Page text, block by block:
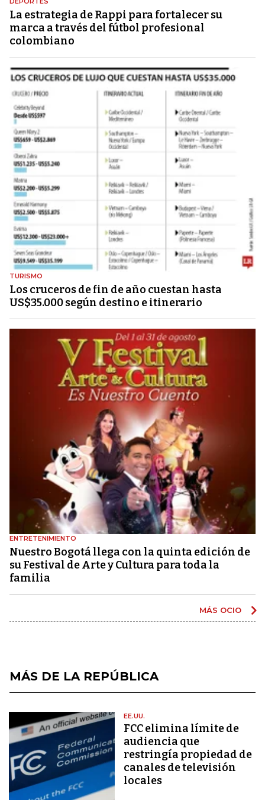
La estrategia de Rappi para fortalecer su
marca a través del fútbol profesional
colombiano
TURISMO
Los cruceros de fin de año cuestan hasta
US$35.000 según destino e itinerario
ENTRETENIMIENTO
Nuestro Bogotá llega con la quinta edición de
su Festival de Arte y Cultura para toda la
familia
MÁS OCIO
MÁS DE LA REPÚBLICA
EE.UU.
FCC elimina límite de
audiencia que
restringía propiedad de
canales de televisión
locales